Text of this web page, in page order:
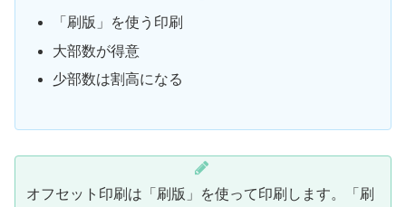
「刷版」を使う印刷
大部数が得意
少部数は割高になる
オフセット印刷は「刷版」を使って印刷します。「刷